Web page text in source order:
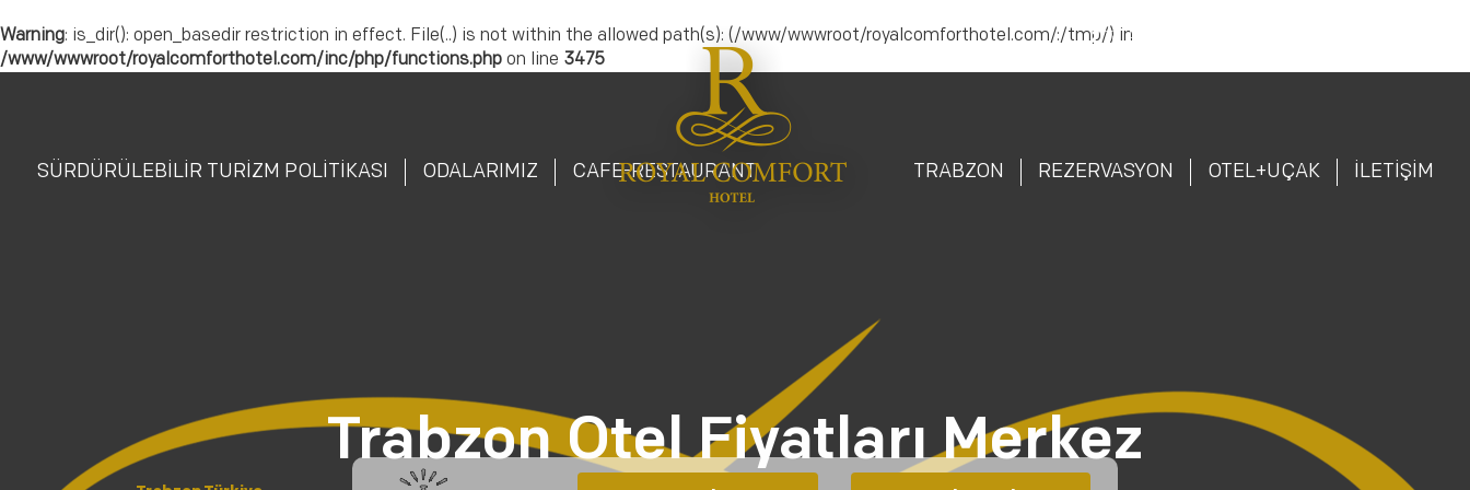
Warning: is_dir(): open_basedir restriction in effect. File(..) is not within the allowed path(s): (/www/wwwroot/royalcomforthotel.com/:/tmp/) in
/www/wwwroot/royalcomforthotel.com/inc/php/functions.php on line 3475
SÜRDÜRÜLEBİLİR TURİZM POLİTİKASI ODALARIMIZ CAFE-RESTAURANT TRABZON REZERVASYON OTEL+UÇAK İLETİŞİM
Tel Rezervasyon |
Trabzon Otel Fiyatları Merkez